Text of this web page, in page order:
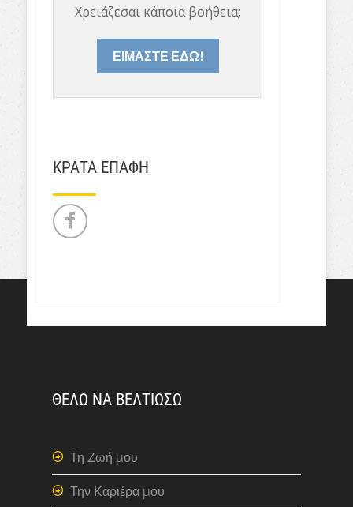
Χρειάζεσαι κάποια βοήθεια;
ΕΙΜΑΣΤΕ ΕΔΩ!
ΚΡΑΤΑ ΕΠΑΦΗ
ΘΕΛΩ ΝΑ ΒΕΛΤΙΩΣΩ
Τη Ζωή μου
Την Καριέρα μου